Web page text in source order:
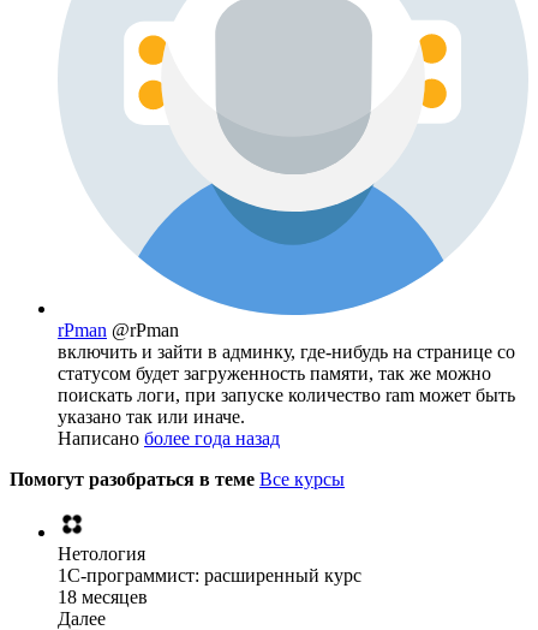
rPman @rPman
включить и зайти в админку, где-нибудь на странице со
статусом будет загруженность памяти, так же можно
поискать логи, при запуске количество ram может быть
указано так или иначе.
Написано более года назад
Помогут разобраться в теме Все курсы
Нетология
1C-программист: расширенный курс
18 месяцев
Далее